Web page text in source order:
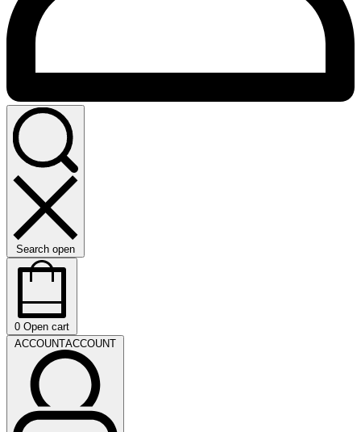
Search open
0 Open cart
ACCOUNTACCOUNT